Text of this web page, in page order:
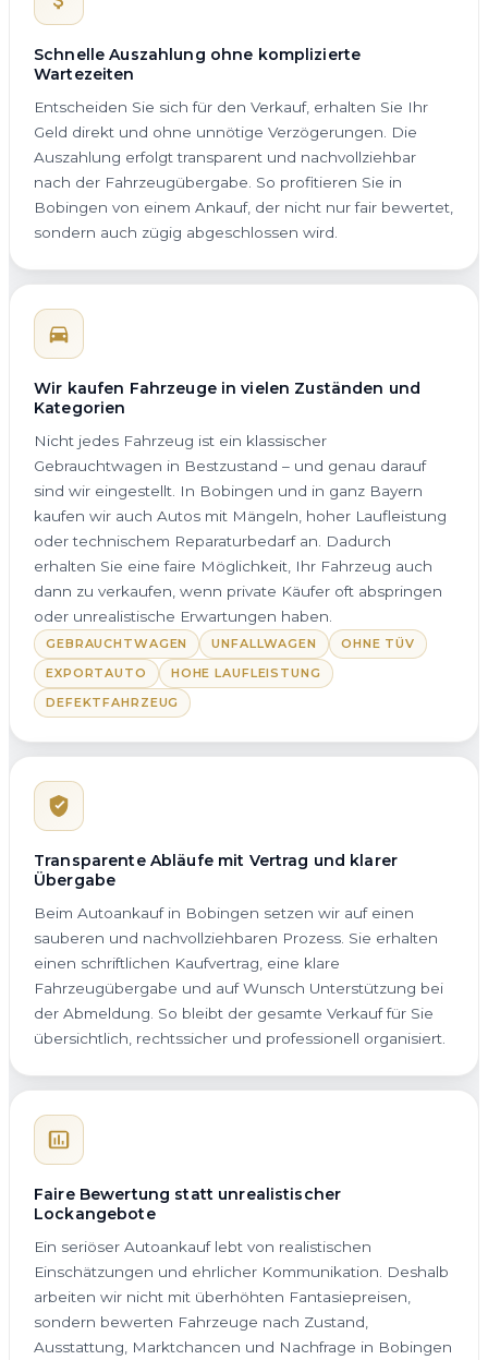
Schnelle Auszahlung ohne komplizierte
Wartezeiten
Entscheiden Sie sich für den Verkauf, erhalten Sie Ihr
Geld direkt und ohne unnötige Verzögerungen. Die
Auszahlung erfolgt transparent und nachvollziehbar
nach der Fahrzeugübergabe. So profitieren Sie in
Bobingen von einem Ankauf, der nicht nur fair bewertet,
sondern auch zügig abgeschlossen wird.
Wir kaufen Fahrzeuge in vielen Zuständen und
Kategorien
Nicht jedes Fahrzeug ist ein klassischer
Gebrauchtwagen in Bestzustand – und genau darauf
sind wir eingestellt. In Bobingen und in ganz Bayern
kaufen wir auch Autos mit Mängeln, hoher Laufleistung
oder technischem Reparaturbedarf an. Dadurch
erhalten Sie eine faire Möglichkeit, Ihr Fahrzeug auch
dann zu verkaufen, wenn private Käufer oft abspringen
oder unrealistische Erwartungen haben.
GEBRAUCHTWAGEN UNFALLWAGEN
OHNE TÜV
EXPORTAUTO
HOHE LAUFLEISTUNG
DEFEKTFAHRZEUG
Transparente Abläufe mit Vertrag und klarer
Übergabe
Beim Autoankauf in Bobingen setzen wir auf einen
sauberen und nachvollziehbaren Prozess. Sie erhalten
einen schriftlichen Kaufvertrag, eine klare
Fahrzeugübergabe und auf Wunsch Unterstützung bei
der Abmeldung. So bleibt der gesamte Verkauf für Sie
übersichtlich, rechtssicher und professionell organisiert.
Faire Bewertung statt unrealistischer
Lockangebote
Ein seriöser Autoankauf lebt von realistischen
Einschätzungen und ehrlicher Kommunikation. Deshalb
arbeiten wir nicht mit überhöhten Fantasiepreisen,
sondern bewerten Fahrzeuge nach Zustand,
Ausstattung, Marktchancen und Nachfrage in Bobingen